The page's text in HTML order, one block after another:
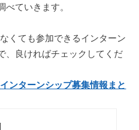
べていきます。
くても参加できるインターン
、良ければチェックしてくだ
ンターンシップ募集情報まと